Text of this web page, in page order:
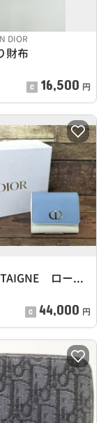
DIOR
財布
16,500 円
30MONTAIGNE ロータスウォレット
44,000 円